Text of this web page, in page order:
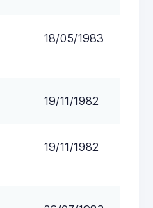
18/05/1983
19/11/1982
19/11/1982